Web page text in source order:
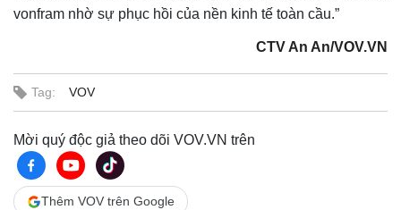
vonfram nhờ sự phục hồi của nền kinh tế toàn cầu.”
CTV An An/VOV.VN
Tag: VOV
Mời quý độc giả theo dõi VOV.VN trên
Thêm VOV trên Google